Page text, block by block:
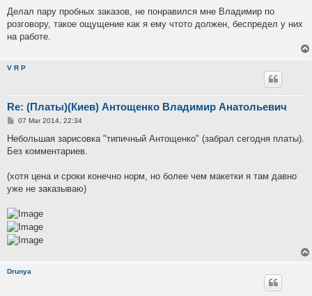
s
Делал пару пробных заказов, не понравился мне Владимир по
розговору, такое ощущение как я ему чтото должен, беспредел у них
на работе.
V R P
Re: (Платы)(Киев) Антощенко Владимир Анатольевич
P
s
07 Mar 2014, 22:34
Небольшая зарисовка "типичный Антощенко" (забрал сегодня платы).
Без комментариев.
(хотя цена и сроки конечно норм, но более чем макетки я там давно
уже не заказываю)
Drunya